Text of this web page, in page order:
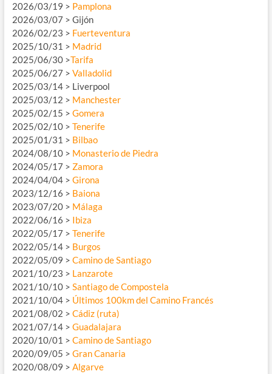
2026/03/19 > Pamplona
2026/03/07 > Gijón
2026/02/23 > Fuerteventura
2025/10/31 > Madrid
2025/06/30 >Tarifa
2025/06/27 > Valladolid
2025/03/14 > Liverpool
2025/03/12 > Manchester
2025/02/15 > Gomera
2025/02/10 > Tenerife
2025/01/31 > Bilbao
2024/08/10 > Monasterio de Piedra
2024/05/17 > Zamora
2024/04/04 > Girona
2023/12/16 > Baiona
2023/07/20 > Málaga
2022/06/16 > Ibiza
2022/05/17 > Tenerife
2022/05/14 > Burgos
2022/05/09 > Camino de Santiago
2021/10/23 > Lanzarote
2021/10/10 > Santiago de Compostela
2021/10/04 > Últimos 100km del Camino Francés
2021/08/02 > Cádiz (ruta)
2021/07/14 > Guadalajara
2020/10/01 > Camino de Santiago
2020/09/05 > Gran Canaria
2020/08/09 > Algarve